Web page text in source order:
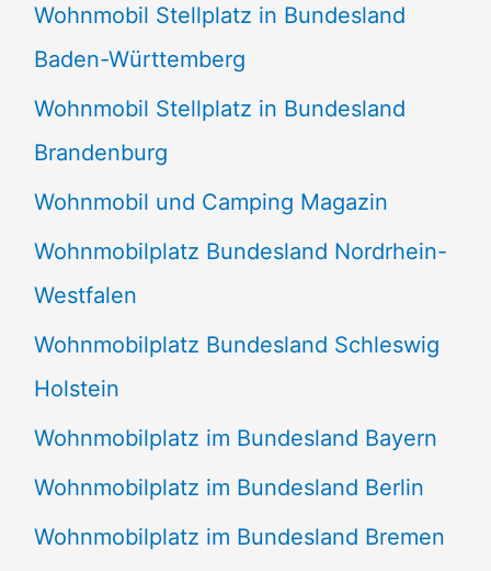
Wohnmobil Stellplatz in Bundesland
Baden-Württemberg
Wohnmobil Stellplatz in Bundesland
Brandenburg
Wohnmobil und Camping Magazin
Wohnmobilplatz Bundesland Nordrhein-
Westfalen
Wohnmobilplatz Bundesland Schleswig
Holstein
Wohnmobilplatz im Bundesland Bayern
Wohnmobilplatz im Bundesland Berlin
Wohnmobilplatz im Bundesland Bremen